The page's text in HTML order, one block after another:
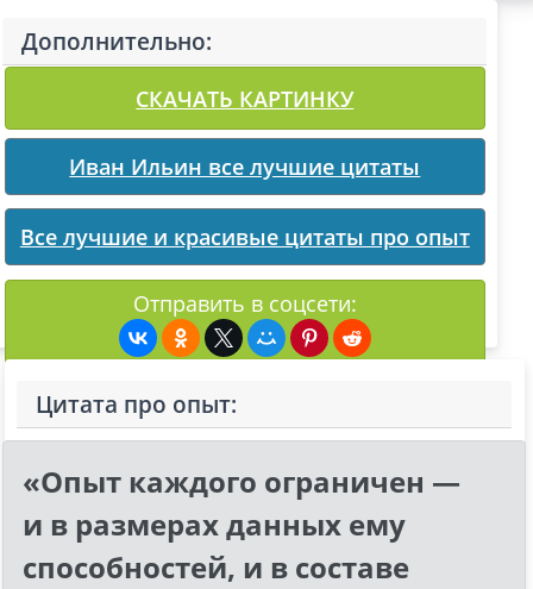
Дополнительно:
СКАЧАТЬ КАРТИНКУ
Иван Ильин все лучшие цитаты
Все лучшие и красивые цитаты про опыт
Отправить в соцсети:
Цитата про опыт:
«Опыт каждого ограничен —
и в размерах данных ему
способностей, и в составе